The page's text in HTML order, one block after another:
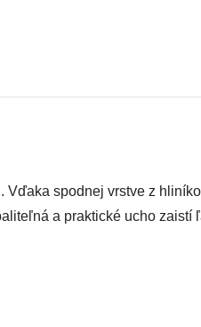
Vďaka spodnej vrstve z
a praktické ucho zaistí